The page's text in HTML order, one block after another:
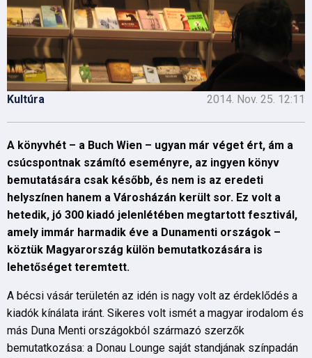
Kultúra 2014. Nov. 25. 12:11
A könyvhét – a Buch Wien – ugyan már véget ért, ám a
csúcspontnak számító eseményre, az ingyen könyv
bemutatására csak később, és nem is az eredeti
helyszínen hanem a Városházán került sor. Ez volt a
hetedik, jó 300 kiadó jelenlétében megtartott fesztivál,
amely immár harmadik éve a Dunamenti országok –
köztük Magyarország külön bemutatkozására is
lehetőséget teremtett.
A bécsi vásár területén az idén is nagy volt az érdeklődés a
kiadók kínálata iránt. Sikeres volt ismét a magyar irodalom és
más Duna Menti országokból származó szerzők
bemutatkozása: a Donau Lounge saját standjának színpadán